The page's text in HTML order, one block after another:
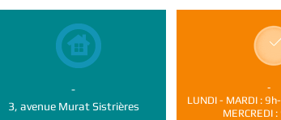
-
3, avenue Murat Sistrières
-
LUNDI - MARDI :
MERCREDI